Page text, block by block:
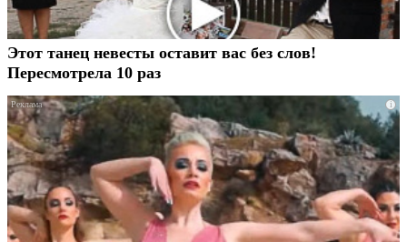
Этот танец невесты оставит вас без слов!
Пересмотрела 10 раз
i